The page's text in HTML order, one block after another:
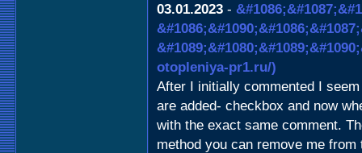
03.01.2023 -
otopleniya-pr1.ru/)
After I initially commented I
are added- checkbox and now
with the exact same comment.
method you can remove me